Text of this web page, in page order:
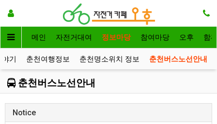
메인 자전거대여 정보마당 참여마당 오후 함
기 춘천여행정보 춘천명소위치 정보 춘천버스노선안내
춘천버스노선안내
Notice